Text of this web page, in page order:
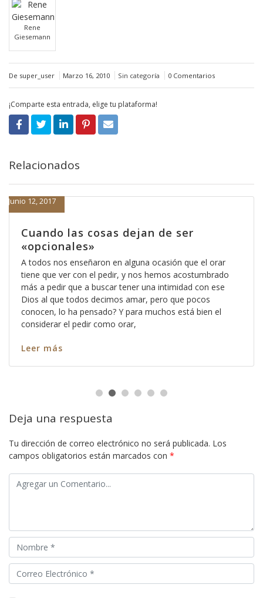
Rene
Giesemann
De super_user Marzo 16, 2010 Sin categoría 0 Comentarios
¡Comparte esta entrada, elige tu plataforma!
Relacionados
Cuando las cosas dejan de ser
«opcionales»
Junio 12, 2017
A todos nos enseñaron en alguna ocasión que el orar
tiene que ver con el pedir, y nos hemos acostumbrado
más a pedir que a buscar tener una intimidad con ese
Dios al que todos decimos amar, pero que pocos
conocen, lo ha pensado? Y para muchos está bien el
considerar el pedir como orar,
Leer más
Deja una respuesta
Tu dirección de correo electrónico no será publicada. Los
campos obligatorios están marcados con *